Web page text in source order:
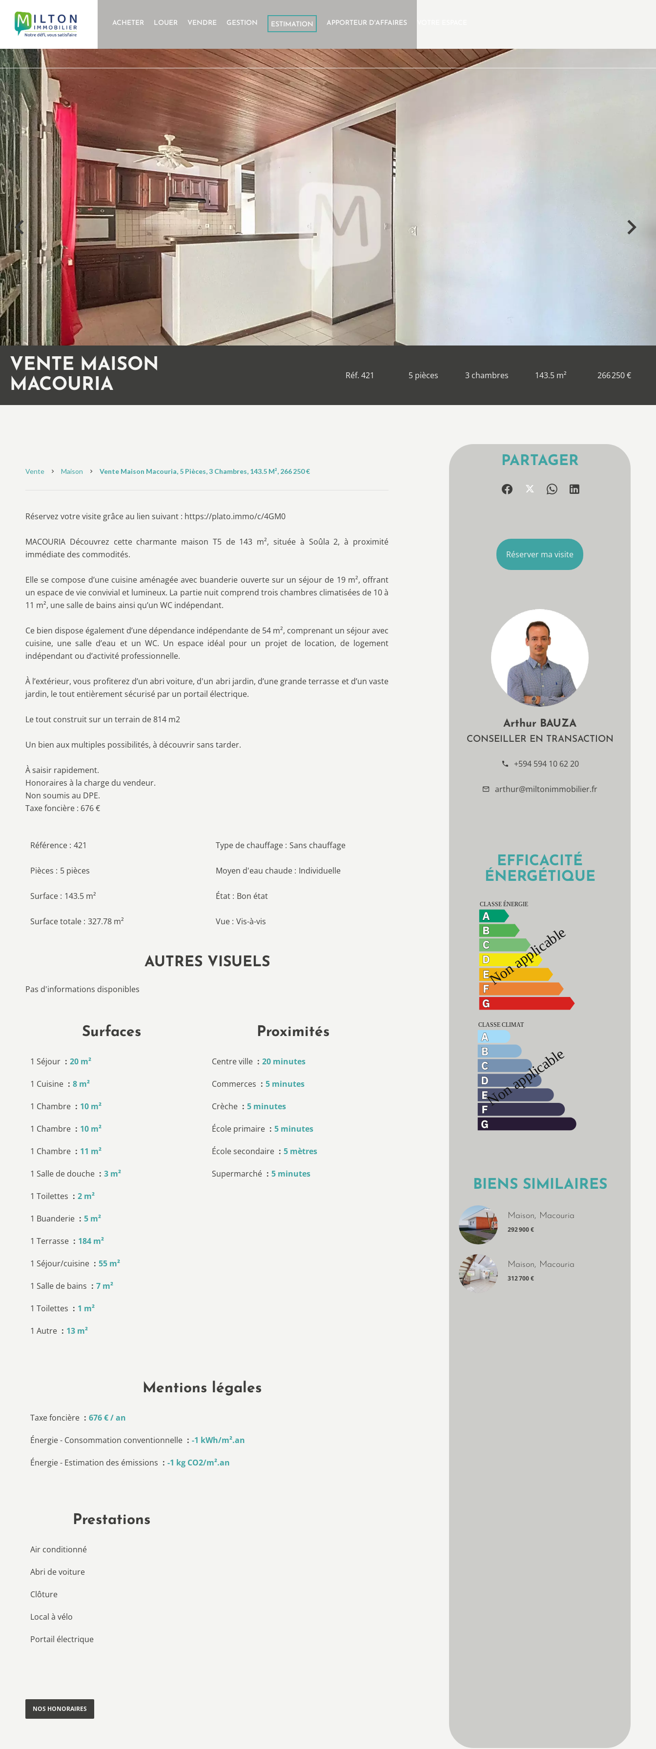
ACHETER LOUER VENDRE GESTION ESTIMATION APPORTEUR D'AFFAIRES
VENTE MAISON
MACOURIA
Réf. 421 5 pièces 3 chambres 143.5 m² 266 250 €
Vente Maison Vente Maison Macouria, 5 Pièces, 3 Chambres, 143.5 M², 266 250 €
Réservez votre visite grâce au lien suivant : https://plato.immo/c/4GM0
MACOURIA Découvrez cette charmante maison T5 de 143 m², située à Soûla 2, à proximité
immédiate des commodités.
Elle se compose d’une cuisine aménagée avec buanderie ouverte sur un séjour de 19 m², offrant
un espace de vie convivial et lumineux. La partie nuit comprend trois chambres climatisées de 10 à
11 m², une salle de bains ainsi qu’un WC indépendant.
Ce bien dispose également d’une dépendance indépendante de 54 m², comprenant un séjour avec
cuisine, une salle d’eau et un WC. Un espace idéal pour un projet de location, de logement
indépendant ou d’activité professionnelle.
À l’extérieur, vous profiterez d’un abri voiture, d'un abri jardin, d’une grande terrasse et d’un vaste
jardin, le tout entièrement sécurisé par un portail électrique.
Le tout construit sur un terrain de 814 m2
Un bien aux multiples possibilités, à découvrir sans tarder.
À saisir rapidement.
Honoraires à la charge du vendeur.
Non soumis au DPE.
Taxe foncière : 676 €
Référence 421
Pièces 5 pièces
Surface 143.5 m²
Surface totale 327.78 m²
Type de chauffage Sans chauffage
Moyen d'eau chaude Individuelle
État Bon état
Vue Vis-à-vis
AUTRES VISUELS
Pas d'informations disponibles
Surfaces
1 Séjour 20 m²
1 Cuisine 8 m²
1 Chambre 10 m²
1 Chambre 10 m²
1 Chambre 11 m²
1 Salle de douche 3 m²
1 Toilettes 2 m²
1 Buanderie 5 m²
1 Terrasse 184 m²
1 Séjour/cuisine 55 m²
1 Salle de bains 7 m²
1 Toilettes 1 m²
1 Autre 13 m²
Proximités
Centre ville 20 minutes
Commerces 5 minutes
Crèche 5 minutes
École primaire 5 minutes
École secondaire 5 mètres
Supermarché 5 minutes
Mentions légales
Taxe foncière 676 € / an
Énergie - Consommation conventionnelle -1 kWh/m².an
Énergie - Estimation des émissions -1 kg CO2/m².an
Prestations
Air conditionné
Abri de voiture
Clôture
Local à vélo
Portail électrique
NOS HONORAIRES
PARTAGER
Réserver ma visite
Arthur BAUZA
CONSEILLER EN TRANSACTION
+594 594 10 62 20
arthur@miltonimmobilier.fr
EFFICACITÉ
ÉNERGÉTIQUE
BIENS SIMILAIRES
Maison, Macouria
292 900 €
Maison, Macouria
312 700 €